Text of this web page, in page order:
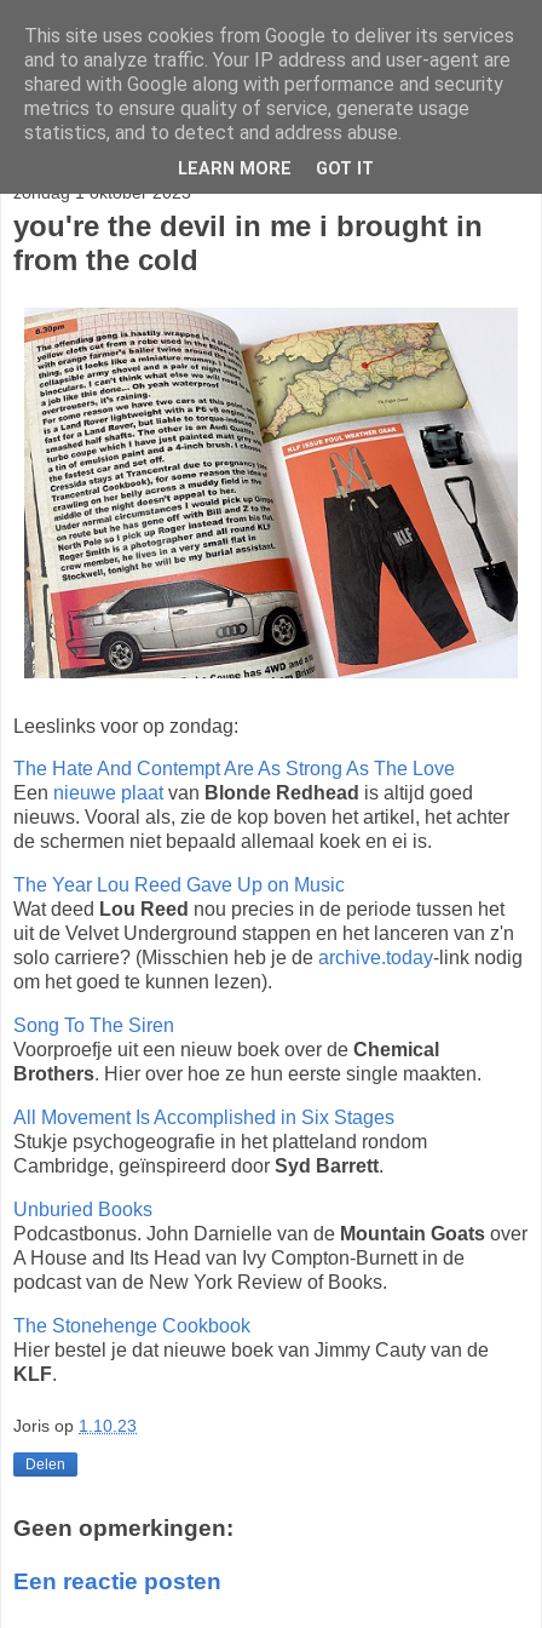
stereo
zondag 1 oktober 2023
you're the devil in me i brought in
from the cold
Leeslinks voor op zondag:
The Hate And Contempt Are As Strong As The Love
Een nieuwe plaatvan Blonde Redhead is altijd goed
nieuws. Vooral als, zie de kop boven het artikel, het achter
de schermen niet bepaald allemaal koek en ei is.
The Year Lou Reed Gave Up on Music
Wat deed Lou Reed nou precies in de periode tussen het
uit de Velvet Underground stappen en het lanceren van z'n
solo carriere? (Misschien heb je de archive.today-link nodig
om het goed te kunnen lezen).
Song To The Siren
Voorproefje uit een nieuw boek over de Chemical
Brothers. Hier over hoe ze hun eerste single maakten.
All Movement Is Accomplished in Six Stages
Stukje psychogeografie in het platteland rondom
Cambridge, geïnspireerd door Syd Barrett.
Unburied Books
Podcastbonus. John Darnielle van de Mountain Goats over
A House and Its Head van Ivy Compton-Burnett in de
podcast van de New York Review of Books.
The Stonehenge Cookbook
Hier bestel je dat nieuwe boek van Jimmy Cauty van de
KLF.
Joris op 1.10.23
Delen
Geen opmerkingen:
Een reactie posten
This site uses cookies from Google to deliver its services
and to analyze traffic. Your IP address and user-agent are
shared with Google along with performance and security
metrics to ensure quality of service, generate usage
statistics, and to detect and address abuse.
LEARN MORE GOT IT